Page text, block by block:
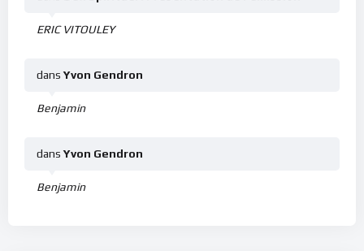
ERIC VITOULEY
Benjamin
dans Yvon Gendron
Benjamin
dans Yvon Gendron